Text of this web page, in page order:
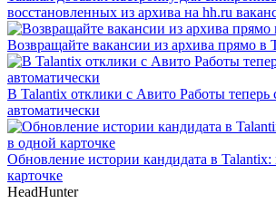
восстановленных из архива на hh.ru
Возвращайте вакансии из архива прямо в
В Talantix отклики с Авито Работы теперь
автоматически
Обновление истории кандидата в Talantix:
карточке
HeadHunter